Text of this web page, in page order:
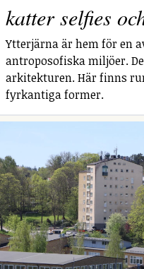
katter selfies
Ytterjärna är hem för en
antroposofiska miljöer.
arkitekturen. Här finns
fyrkantiga former.